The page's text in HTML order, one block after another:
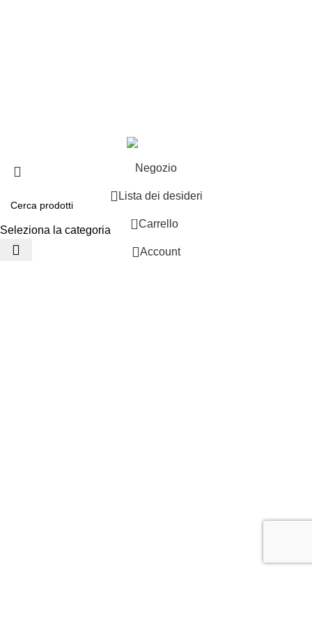
Seleziona la categoria
Negozio
Lista dei desideri
0 Carrello
Account